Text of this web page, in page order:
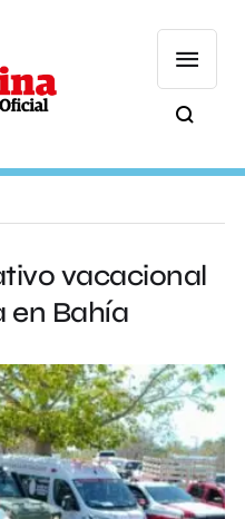
vacacional
en Bahía